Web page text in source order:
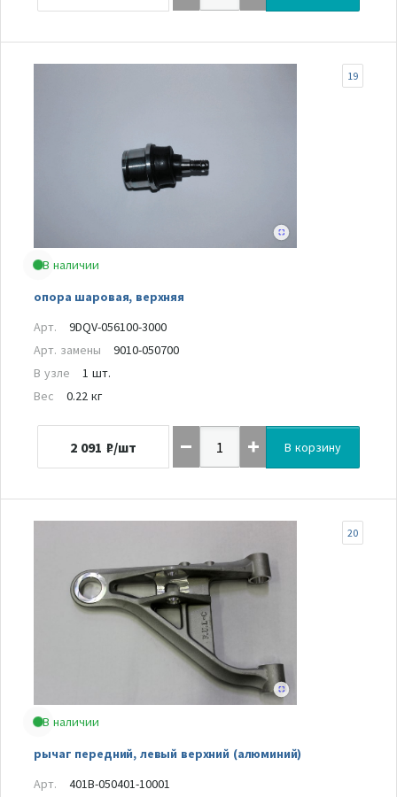
В наличии
опора шаровая, верхняя
19
Арт.
9DQV-056100-3000
Арт. замены
9010-050700
В узле
1 шт.
Вес
0.22 кг
2 091 ₽/шт В корзину
В наличии
рычаг передний, левый верхний (алюминий)
20
Арт.
401B-050401-10001